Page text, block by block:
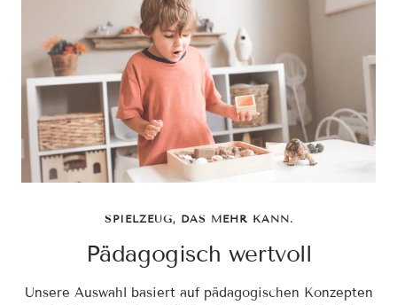
SPIELZEUG, DAS MEHR KANN.
Pädagogisch wertvoll
Unsere Auswahl basiert auf pädagogischen Konzepten